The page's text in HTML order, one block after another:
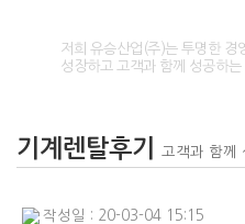
저희 유승산업(주)는 투명한 경
성장하고 고객과 함께 성공하
기계렌탈후기 고객과 함께
작성일 : 20-03-04 15:15